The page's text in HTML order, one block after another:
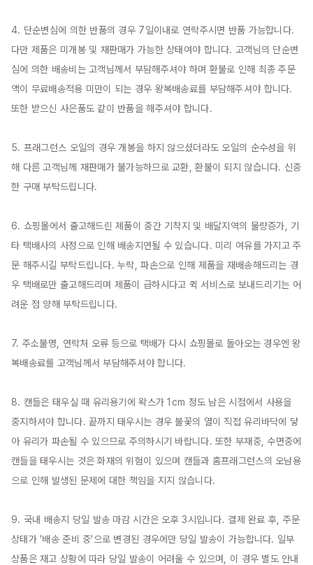
4. 단순변심에 의한 반품의 경우 7일이내로 연락주시면 반품 가능합니다.
다만 제품은 미개봉 및 재판매가 가능한 상태여야 합니다. 고객님의 단순변
심에 의한 배송비는 고객님께서 부담해주셔야 하며 환불로 인해 최종 주문
액이 무료배송적용 미만이 되는 경우 왕복배송료를 부담해주셔야 합니다.
또한 받으신 사은품도 같이 반품을 해주셔야 합니다.
5. 프래그런스 오일의 경우 개봉을 하지 않으셨더라도 오일의 순수성을 위
해 다른 고객님께 재판매가 불가능하므로 교환, 환불이 되지 않습니다. 신중
한 구매 부탁드립니다.
6. 쇼핑몰에서 출고해드린 제품이 중간 기착지 및 배달지역의 물량증가, 기
타 택배사의 사정으로 인해 배송지연될 수 있습니다. 미리 여유를 가지고 주
문 해주시길 부탁드립니다. 누락, 파손으로 인해 제품을 재배송해드리는 경
우 택배로만 출고해드리며 제품이 급하시다고 퀵 서비스로 보내드리기는 어
려운 점 양해 부탁드립니다.
7. 주소불명, 연락처 오류 등으로 택배가 다시 쇼핑몰로 돌아오는 경우엔 왕
복배송료를 고객님께서 부담해주셔야 합니다.
8. 캔들은 태우실 때 유리용기에 왁스가 1cm 정도 남은 시점에서 사용을
중지하셔야 합니다. 끝까지 태우시는 경우 불꽃의 열이 직접 유리바닥에 닿
아 유리가 파손될 수 있으므로 주의하시기 바랍니다. 또한 부재중, 수면중에
캔들을 태우시는 것은 화재의 위험이 있으며 캔들과 홈프래그런스의 오남용
으로 인해 발생된 문제에 대한 책임을 지지 않습니다.
9. 국내 배송지 당일 발송 마감 시간은 오후 3시입니다. 결제 완료 후, 주문
상태가 '배송 준비 중'으로 변경된 경우에만 당일 발송이 가능합니다. 일부
상품은 재고 상황에 따라 당일 발송이 어려울 수 있으며, 이 경우 별도 안내